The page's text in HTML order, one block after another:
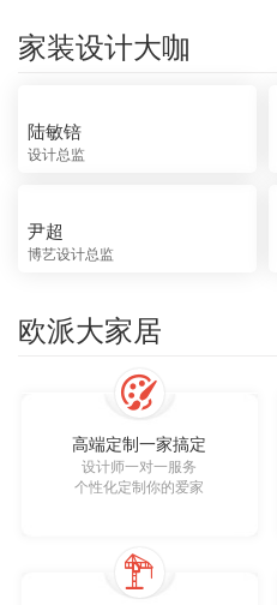
家装设计大咖
陆敏锫
设计总监
尹超
博艺设计总监
欧派大家居
高端定制一家搞定
设计师一对一服务
个性化定制你的爱家